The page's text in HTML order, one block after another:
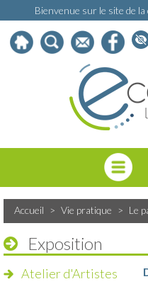
Bienvenue sur le site de
Accueil > Vie pratique > Le
Exposition
Atelier d'Artistes